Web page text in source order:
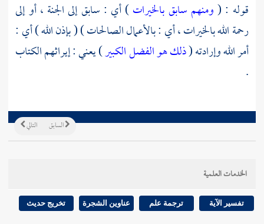
قوله : (ومنهم سابق بالخيرات) أي : سابق إلى الجنة ، أو إلى
رحمة الله بالخيرات ، أي : بالأعمال الصالحات ) ( بإذن الله ) أي :
أمر الله وإرادته (ذلك هو الفضل الكبير) يعني : إيراثهم الكتاب
.
التالي السابق
الخدمات العلمية
تفسير الآية ترجمة علم عناوين الشجرة تخريج حديث